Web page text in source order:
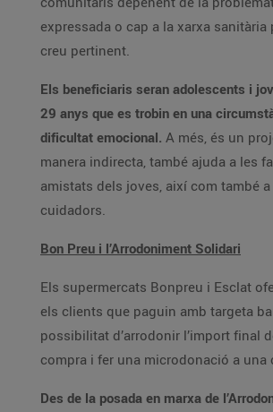
expressada o cap a la xarxa sanitària
creu pertinent.
Els beneficiaris seran adolescents i
29 anys que es trobin en una
dificultat emocional. A més, és un
manera indirecta, també ajuda a les
amistats dels joves, així com també
cuidadors.
Bon Preu i l’Arrodoniment Solidari
Els supermercats Bonpreu i Esclat
els clients que paguin amb targeta
possibilitat d’arrodonir l’import final
compra i fer una microdonació a una
Des de la posada en marxa de